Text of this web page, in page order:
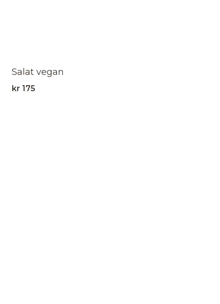
Salat vegan
kr 175